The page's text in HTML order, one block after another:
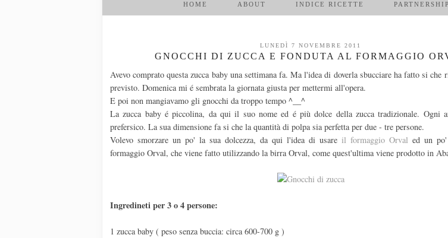
HOME ABOUT INDICE RICETTE
LUNEDÌ 7 NOVEMBRE 2011
GNOCCHI DI ZUCCA E FONDUTA AL FORMAGGIO
Avevo comprato questa zucca baby una settimana fa. Ma l'idea di doverla sbucciare ha fatto si che
previsto. Domenica mi é sembrata la giornata giusta per mettermi all'opera.
E poi non mangiavamo gli gnocchi da troppo tempo ^__^
La zucca baby é piccolina, da qui il suo nome ed é più dolce della zucca tradizionale. Ogni
prefersico. La sua dimensione fa si che la quantità di polpa sia perfetta per due - tre persone.
Volevo smorzare un po' la sua dolcezza, da qui l'idea di usare il formaggio Orval ed un
formaggio Orval, che viene fatto utilizzando la birra Orval, come quest'ultima viene prodotto in
Ingredineti per 3 o 4 persone:
1 zucca baby ( peso senza buccia: circa 600-700 g )